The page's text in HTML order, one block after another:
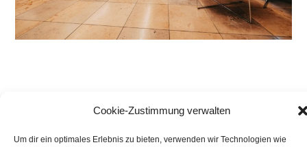
Cookie-Zustimmung verwalten
Um dir ein optimales Erlebnis zu bieten, verwenden wir Technologien wie
Copyright © 2025 Landkreis Amberg-Sulzbach Landratsamt